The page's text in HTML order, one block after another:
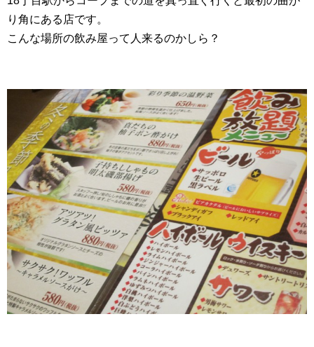
り角にある店です。
こんな場所の飲み屋って人来るのかしら？